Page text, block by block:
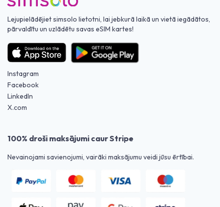
Lejupielādējiet simsolo lietotni, lai jebkurā laikā un vietā iegādātos,
pārvaldītu un uzlādētu savas eSIM kartes!
Instagram
Facebook
LinkedIn
X.com
100% droši maksājumi caur Stripe
Nevainojami savienojumi, vairāki maksājumu veidi jūsu ērtībai.